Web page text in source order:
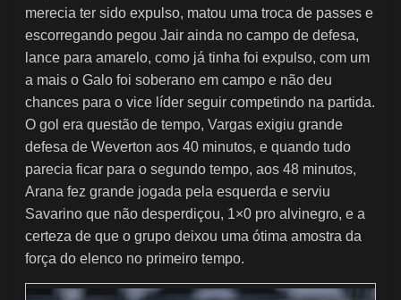
merecia ter sido expulso, matou uma troca de passes e
escorregando pegou Jair ainda no campo de defesa,
lance para amarelo, como já tinha foi expulso, com um
a mais o Galo foi soberano em campo e não deu
chances para o vice líder seguir competindo na partida.
O gol era questão de tempo, Vargas exigiu grande
defesa de Weverton aos 40 minutos, e quando tudo
parecia ficar para o segundo tempo, aos 48 minutos,
Arana fez grande jogada pela esquerda e serviu
Savarino que não desperdiçou, 1×0 pro alvinegro, e a
certeza de que o grupo deixou uma ótima amostra da
força do elenco no primeiro tempo.